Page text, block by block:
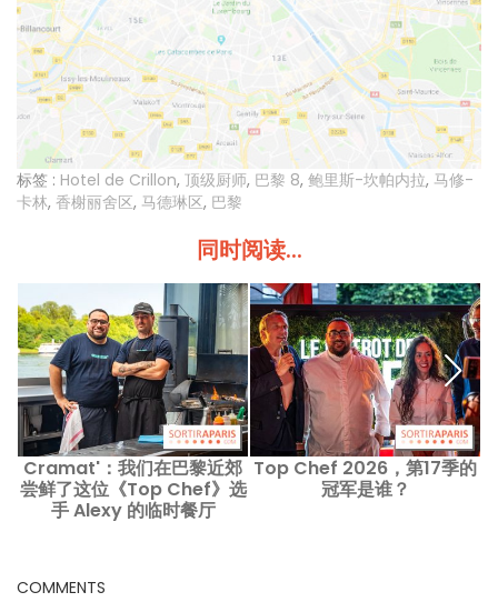
标签 : Hotel de Crillon, 顶级厨师, 巴黎 8, 鲍里斯-坎帕内拉, 马修-
卡林, 香榭丽舍区, 马德琳区, 巴黎
同时阅读...
Cramat'：我们在巴黎近郊
尝鲜了这位《Top Chef》选
手 Alexy 的临时餐厅
Top Chef 2026，第17季的
冠军是谁？
COMMENTS